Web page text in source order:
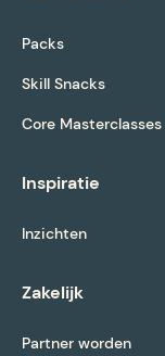
Packs
Skill Snacks
Core Masterclasses
Inspiratie
Inzichten
Zakelijk
Partner worden